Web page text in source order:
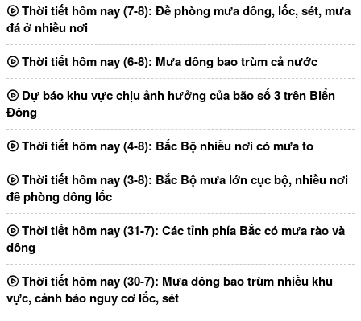
Thời tiết hôm nay (7-8): Đề phòng mưa dông, lốc, sét, mưa
đá ở nhiều nơi
Thời tiết hôm nay (6-8): Mưa dông bao trùm cả nước
Dự báo khu vực chịu ảnh hưởng của bão số 3 trên Biển
Đông
Thời tiết hôm nay (4-8): Bắc Bộ nhiều nơi có mưa to
Thời tiết hôm nay (3-8): Bắc Bộ mưa lớn cục bộ, nhiều nơi
đề phòng dông lốc
Thời tiết hôm nay (31-7): Các tỉnh phía Bắc có mưa rào và
dông
Thời tiết hôm nay (30-7): Mưa dông bao trùm nhiều khu
vực, cảnh báo nguy cơ lốc, sét